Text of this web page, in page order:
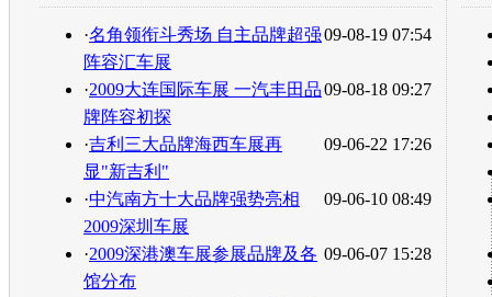
转发至：
09-08-19 07:54
·名角领衔斗秀场 自主品牌超强
阵容汇车展
09-08-18 09:27
·2009大连国际车展 一汽丰田品
牌阵容初探
09-06-22 17:26
·吉利三大品牌海西车展再
显"新吉利"
09-06-10 08:49
·中汽南方十大品牌强势亮相
2009深圳车展
09-06-07 15:28
·2009深港澳车展参展品牌及各
馆分布